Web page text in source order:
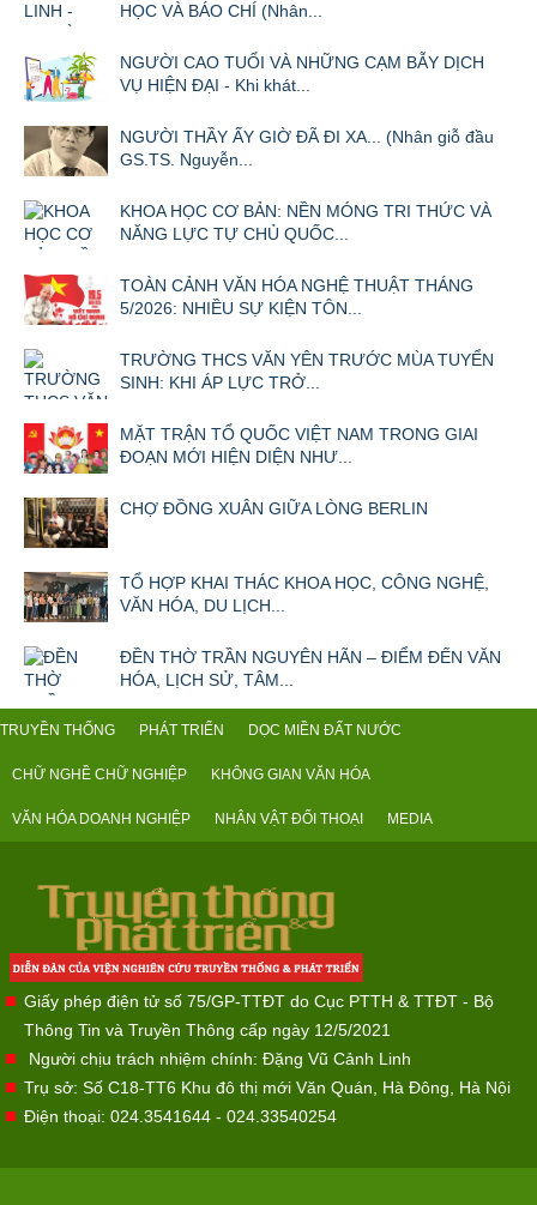
HỌC VÀ BÁO CHÍ (Nhân...
NGƯỜI CAO TUỔI VÀ NHỮNG CẠM BẪY DỊCH
VỤ HIỆN ĐẠI - Khi khát...
NGƯỜI THẦY ẤY GIỜ ĐÃ ĐI XA... (Nhân giỗ đầu
GS.TS. Nguyễn...
KHOA HỌC CƠ BẢN: NỀN MÓNG TRI THỨC VÀ
NĂNG LỰC TỰ CHỦ QUỐC...
TOÀN CẢNH VĂN HÓA NGHỆ THUẬT THÁNG
5/2026: NHIỀU SỰ KIỆN TÔN...
TRƯỜNG THCS VĂN YÊN TRƯỚC MÙA TUYỂN
SINH: KHI ÁP LỰC TRỞ...
MẶT TRẬN TỔ QUỐC VIỆT NAM TRONG GIAI
ĐOẠN MỚI HIỆN DIỆN NHƯ...
CHỢ ĐỒNG XUÂN GIỮA LÒNG BERLIN
TỔ HỢP KHAI THÁC KHOA HỌC, CÔNG NGHỆ,
VĂN HÓA, DU LỊCH...
ĐỀN THỜ TRẦN NGUYÊN HÃN – ĐIỂM ĐẾN VĂN
HÓA, LỊCH SỬ, TÂM...
TRUYỀN THỐNG PHÁT TRIỂN DỌC MIỀN ĐẤT NƯỚC
CHỮ NGHỀ CHỮ NGHIỆP KHÔNG GIAN VĂN HÓA
VĂN HÓA DOANH NGHIỆP NHÂN VẬT ĐỐI THOẠI MEDIA
Giấy phép điện tử số 75/GP-TTĐT do Cục PTTH & TTĐT - Bộ
Thông Tin và Truyền Thông cấp ngày 12/5/2021
Người chịu trách nhiệm chính: Đặng Vũ Cảnh Linh
Trụ sở: Số C18-TT6 Khu đô thị mới Văn Quán, Hà Đông, Hà Nội
Điện thoại: 024.3541644 - 024.33540254